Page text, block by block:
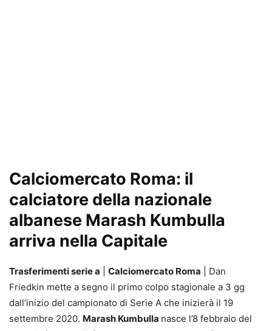
Calciomercato Roma: il
calciatore della nazionale
albanese Marash Kumbulla
arriva nella Capitale
Trasferimenti serie a Calciomercato Roma | Dan
Friedkin mette a segno il primo colpo stagionale a 3 gg
dall’inizio del campionato di Serie A che inizierà il 19
settembre 2020. Marash Kumbulla nasce l’8 febbraio del